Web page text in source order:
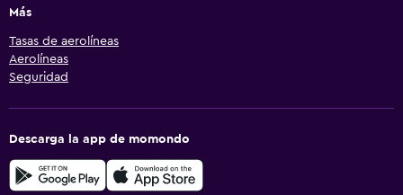
Más
Tasas de aerolíneas
Aerolíneas
Seguridad
Descarga la app de momondo